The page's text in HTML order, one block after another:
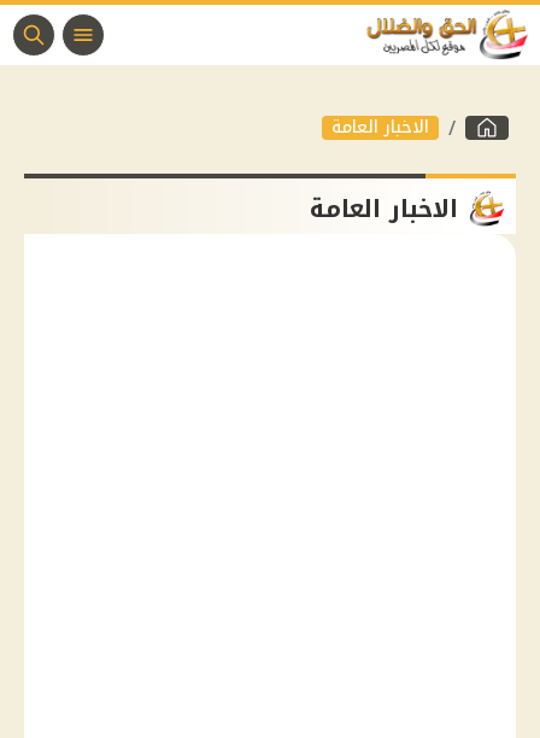
الاخبار العامة
الاخبار العامة